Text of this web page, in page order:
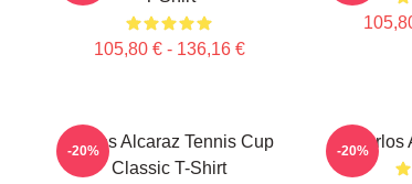
105,80 € - 136,16 €
Carlos Alcaraz Tennis Cup
Classic T-Shirt
-20% Carlos
-20%